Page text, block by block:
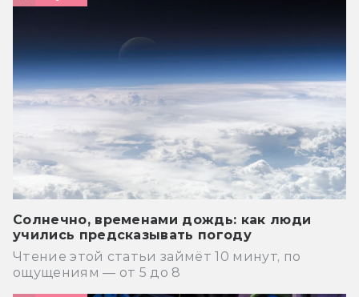
Солнечно, временами дождь: как люди
учились предсказывать погоду
Чтение этой статьи займёт 10 минут, по
ощущениям — от 5 до 8